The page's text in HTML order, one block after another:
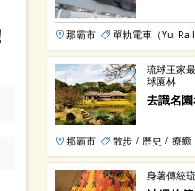
那霸市 單軌電車（Yui Rail
琉球王家
球園林
去識名園
那霸市 散步 / 歷史 / 療癒
身著傳統